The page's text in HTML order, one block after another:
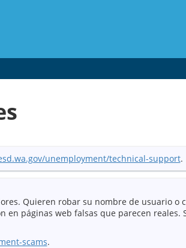
unemployment/technical-support.
Quieren robar su nombre de usuario
páginas web falsas que parecen reales.
scams.